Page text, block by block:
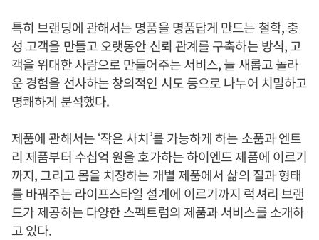
특히 브랜딩에 관해서는 명품을 명품답게 만드는 철학, 충
성 고객을 만들고 오랫동안 신뢰 관계를 구축하는 방식, 고
객을 위대한 사람으로 만들어주는 서비스, 늘 새롭고 놀라
운 경험을 선사하는 창의적인 시도 등으로 나누어 치밀하고
명쾌하게 분석했다.
제품에 관해서는 ‘작은 사치’를 가능하게 하는 소품과 엔트
리 제품부터 수십억 원을 호가하는 하이엔드 제품에 이르기
까지, 그리고 몸을 치장하는 개별 제품에서 삶의 질과 형태
를 바꿔주는 라이프스타일 설계에 이르기까지 럭셔리 브랜
드가 제공하는 다양한 스펙트럼의 제품과 서비스를 소개하
고 있다.